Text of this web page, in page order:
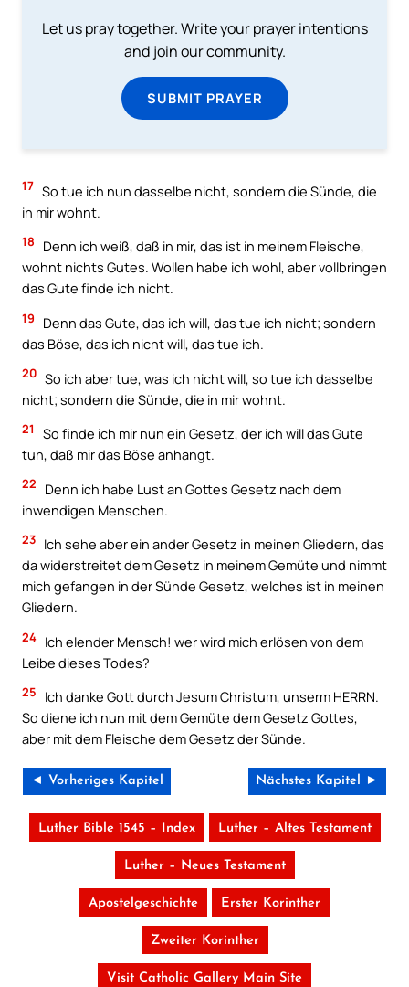
Let us pray together. Write your prayer intentions
and join our community.
SUBMIT PRAYER
17 So tue ich nun dasselbe nicht, sondern die Sünde, die
in mir wohnt.
18
Denn ich weiß, daß in mir, das ist in meinem Fleische,
wohnt nichts Gutes. Wollen habe ich wohl, aber vollbringen
das Gute finde ich nicht.
19
Denn das Gute, das ich will, das tue ich nicht; sondern
das Böse, das ich nicht will, das tue ich.
20 So ich aber tue, was ich nicht will, so tue ich dasselbe
nicht; sondern die Sünde, die in mir wohnt.
21
So finde ich mir nun ein Gesetz, der ich will das Gute
tun, daß mir das Böse anhangt.
22
Denn ich habe Lust an Gottes Gesetz nach dem
inwendigen Menschen.
23 Ich sehe aber ein ander Gesetz in meinen Gliedern, das
da widerstreitet dem Gesetz in meinem Gemüte und nimmt
mich gefangen in der Sünde Gesetz, welches ist in meinen
Gliedern.
24 Ich elender Mensch! wer wird mich erlösen von dem
Leibe dieses Todes?
25
Ich danke Gott durch Jesum Christum, unserm HERRN.
So diene ich nun mit dem Gemüte dem Gesetz Gottes,
aber mit dem Fleische dem Gesetz der Sünde.
◄ Vorheriges Kapitel Nächstes Kapitel ►
Luther Bible 1545 – Index Luther – Altes Testament
Luther – Neues Testament
Apostelgeschichte Erster Korinther
Zweiter Korinther
Visit Catholic Gallery Main Site